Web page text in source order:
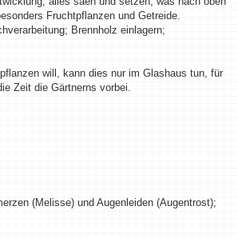
Fruchtpflanzen und Getreide.
Brennholz einlagern;
will, kann dies nur im Glashaus tun, für
Zeit die Gärtnerns vorbei.
(Melisse) und Augenleiden (Augentrost);